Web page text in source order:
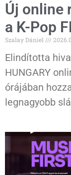
Új online
a K-Pop
Szalay Dániel
Elindította
HUNGARY
órájában
legnagyobb